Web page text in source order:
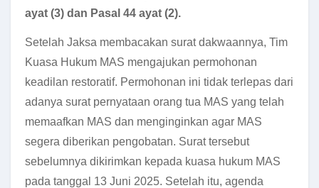
ayat (3) dan Pasal 44 ayat (2).
Setelah Jaksa membacakan surat dakwaannya, Tim
Kuasa Hukum MAS mengajukan permohonan
keadilan restoratif. Permohonan ini tidak terlepas dari
adanya surat pernyataan orang tua MAS yang telah
memaafkan MAS dan menginginkan agar MAS
segera diberikan pengobatan. Surat tersebut
sebelumnya dikirimkan kepada kuasa hukum MAS
pada tanggal 13 Juni 2025. Setelah itu, agenda